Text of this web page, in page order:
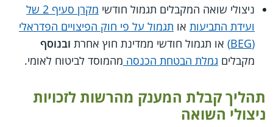
ניצולי שואה המקבלים תגמול חודשי
מקרן סעיף 2 של
ועידת התביעות או תגמול על פי חוק הפיצויים הפדראלי
(BEG)
או תגמול חודשי ממדינת חוץ אחרת ובנוסף
מקבלים גמלת הבטחת הכנסה מהמוסד לביטוח לאומי.
תהליך קבלת המענק מהרשות לזכויות
ניצולי השואה